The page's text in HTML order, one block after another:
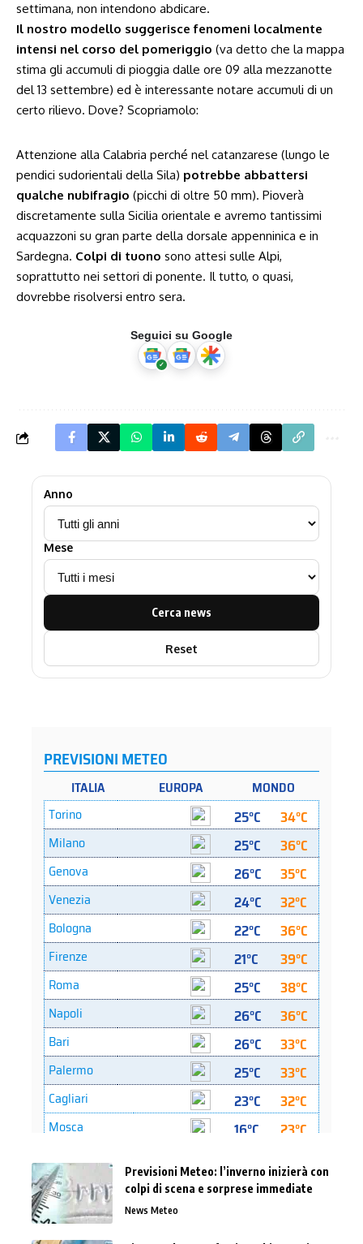
settimana, non intendono abdicare.
Il nostro modello suggerisce fenomeni localmente
intensi nel corso del pomeriggio (va detto che la mappa
stima gli accumuli di pioggia dalle ore 09 alla mezzanotte
del 13 settembre) ed è interessante notare accumuli di un
certo rilievo. Dove? Scopriamolo:
Attenzione alla Calabria perché nel catanzarese (lungo le
pendici sudorientali della Sila) potrebbe abbattersi
qualche nubifragio (picchi di oltre 50 mm). Pioverà
discretamente sulla Sicilia orientale e avremo tantissimi
acquazzoni su gran parte della dorsale appenninica e in
Sardegna. Colpi di tuono sono attesi sulle Alpi,
soprattutto nei settori di ponente. Il tutto, o quasi,
dovrebbe risolversi entro sera.
Seguici su Google
Anno
Mese
Cerca news
Reset
Previsioni Meteo: l’inverno inizierà con
colpi di scena e sorprese immediate
News Meteo